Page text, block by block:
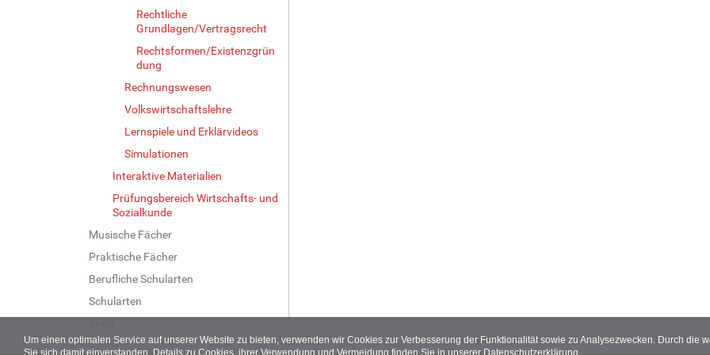
Um einen optimalen Service auf unserer Website zu bieten, verwenden wir Cookies zur Verbesserung der Funktionalität sowie zu Analysezwecken. Durch
Sie sich damit einverstanden. Details zu Cookies, ihrer Verwendung und Vermeidung finden Sie in unserer Datenschutzerklärung
Rechtliche
Grundlagen/Vertragsrecht
Rechtsformen/Existenzgrün
dung
Rechnungswesen
Volkswirtschaftslehre
Lernspiele und Erklärvideos
Simulationen
Interaktive Materialien
Prüfungsbereich Wirtschafts- und
Sozialkunde
Musische Fächer
Praktische Fächer
Berufliche Schularten
Schularten